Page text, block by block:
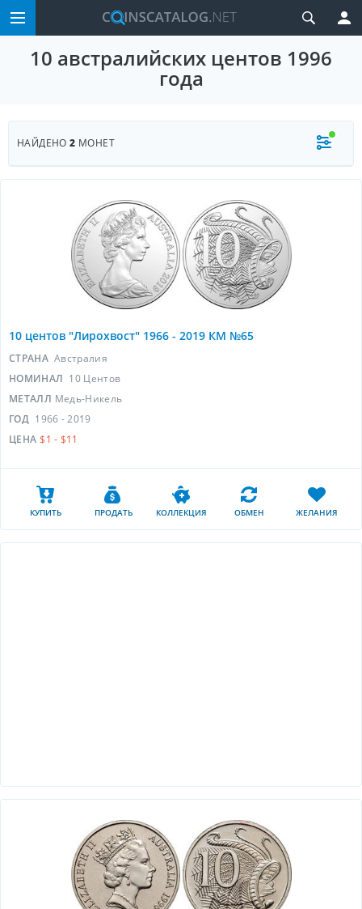
10 австралийских центов 1996
года
НАЙДЕНО2 МОНЕТ
10 центов "Лирохвост" 1966 - 2019 КМ №65
СТРАНА Австралия
НОМИНАЛ 10 Центов
МЕТАЛЛ Медь-Никель
ГОД 1966 - 2019
ЦЕНА $1 - $11
КУПИТЬ ПРОДАТЬ КОЛЛЕКЦИЯ ОБМЕН ЖЕЛАНИЯ